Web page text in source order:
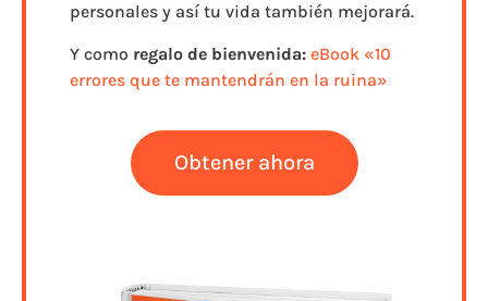
personales y así tu vida también mejorará.
Y como regalo de bienvenida: eBook «10
errores que te mantendrán en la ruina»
Obtener ahora